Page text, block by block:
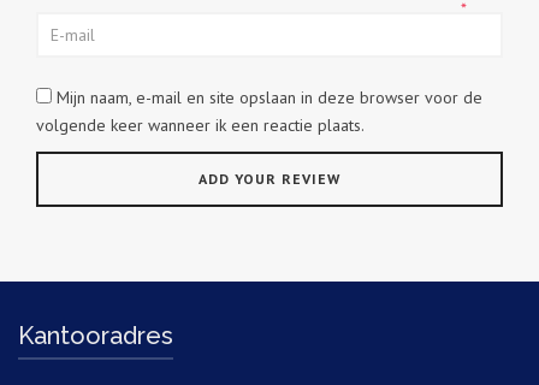
*
Mijn naam, e-mail en site opslaan in deze browser voor de
volgende keer wanneer ik een reactie plaats.
Kantooradres